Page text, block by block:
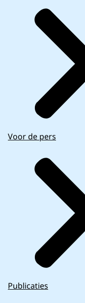
Voor de pers
Publicaties